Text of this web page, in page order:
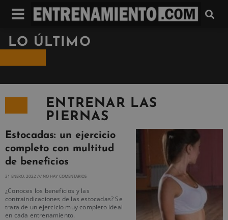
LO ÚLTIMO
ENTRENAR LAS
PIERNAS
Estocadas: un ejercicio
completo con multitud
de beneficios
31 ENERO, 2022 NO HAY COMENTARIOS
¿Conoces los beneficios y las
contraindicaciones de las estocadas? Se
trata de un ejercicio muy completo ideal
en cada entrenamiento.